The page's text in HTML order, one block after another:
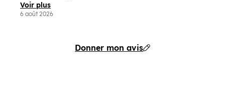
Voir plus
6 août 2026
Donner mon avis